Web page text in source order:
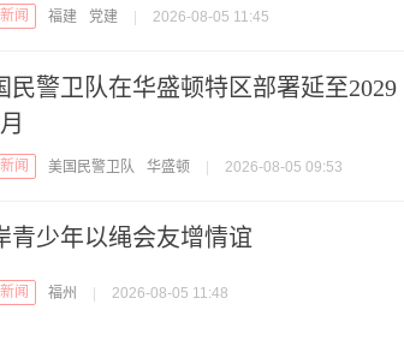
闻 福建 党建 2026-08-05 11:45
民警卫队在华盛顿特区部署延至2029
闻 美国民警卫队 华盛顿 2026-08-05 09:53
青少年以绳会友增情谊
闻 福州 2026-08-05 11:48